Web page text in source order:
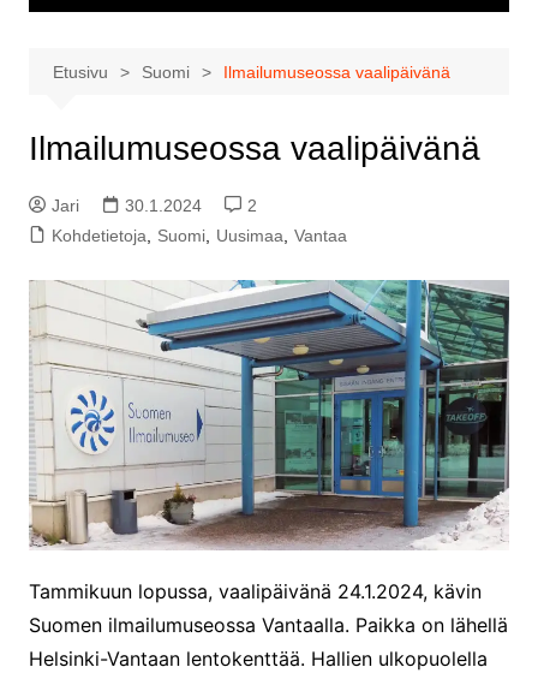
Etusivu Suomi Ilmailumuseossa vaalipäivänä
Ilmailumuseossa vaalipäivänä
Jari 30.1.2024
2
Kohdetietoja
Suomi, Uusimaa Vantaa
Tammikuun lopussa, vaalipäivänä 24.1.2024, kävin
Suomen ilmailumuseossa Vantaalla. Paikka on lähellä
Helsinki-Vantaan lentokenttää. Hallien ulkopuolella